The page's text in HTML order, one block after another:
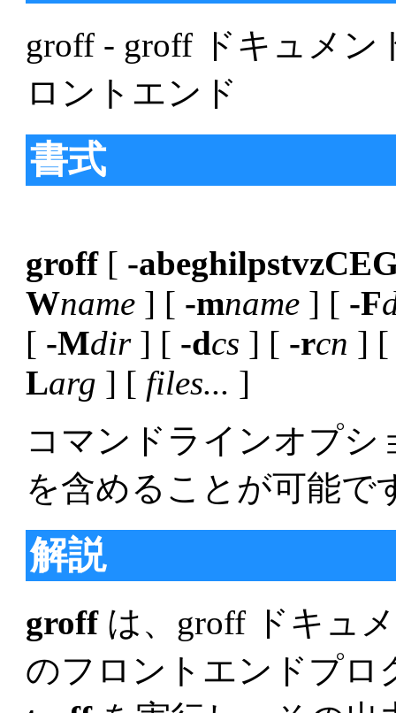
groff - groff ドキュメ
ロントエンド
書式
groff[ -
Wname ] [ -mname ] [ -F
[ -Mdir] [ -dcs ] [ -rcn ]
Larg ] [ files... ]
コマンドラインオプシ
を含めることが可能で
解説
groffは、groff ドキュ
のフロントエンドプ